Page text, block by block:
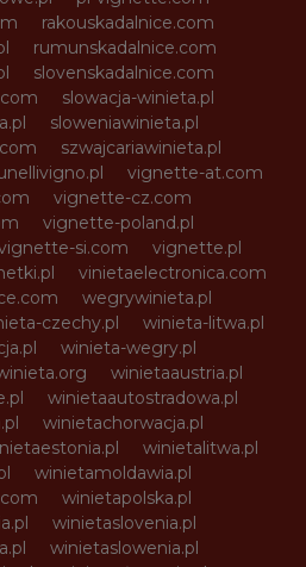
rakouskadalnice.com
rumunskadalnice.com
slovenskadalnice.com
slowacja-winieta.pl
sloweniawinieta.pl
szwajcariawinieta.pl
vignette-at.com
vignette-cz.com
vignette-poland.pl
si.com
vignette.pl
vinietaelectronica.com
wegrywinieta.pl
czechy.pl
winieta-litwa.pl
winieta-wegry.pl
winietaaustria.pl
winietaautostradowa.pl
winietachorwacja.pl
winietalitwa.pl
winietamoldawia.pl
winietapolska.pl
winietaslovenia.pl
winietaslowenia.pl